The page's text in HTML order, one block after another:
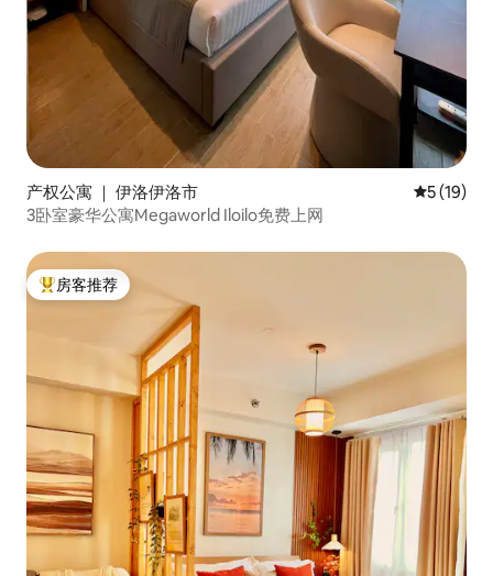
产权公寓 ｜ 伊洛伊洛市 平均评分
5 (19)
3卧室豪华公寓Megaworld Iloilo免费上网
热门「房客推荐」
房客推荐